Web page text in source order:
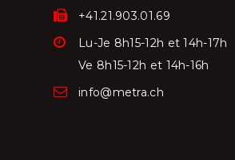
+41.21.903.01.69
Lu-Je 8h15-12h et 14h-17h
Ve 8h15-12h et 14h-16h
info@metra.ch